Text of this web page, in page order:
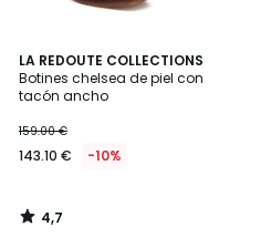
LA REDOUTE COLLECTIONS
Botines chelsea de piel con
tacón ancho
159.00 €
143.10 € -10%
4,7
/ 5
4,7
/